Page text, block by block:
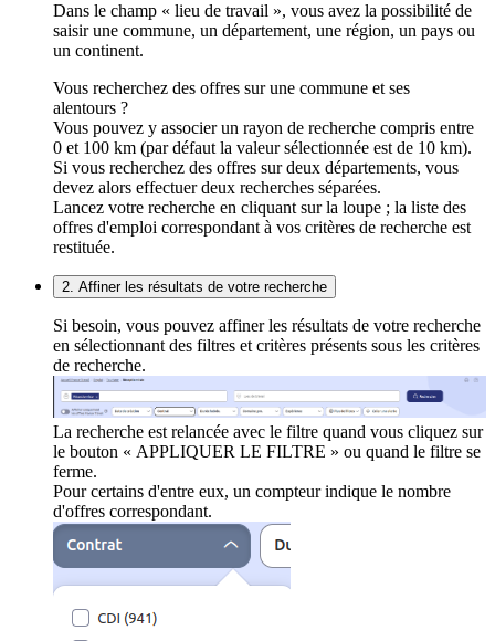
Dans le champ « lieu de travail », vous avez la possibilité de
saisir une commune, un département, une région, un pays ou
un continent.
Vous recherchez des offres sur une commune et ses
alentours ?
Vous pouvez y associer un rayon de recherche compris entre
0 et 100 km (par défaut la valeur sélectionnée est de 10 km).
Si vous recherchez des offres sur deux départements, vous
devez alors effectuer deux recherches séparées.
Lancez votre recherche en cliquant sur la loupe ; la liste des
offres d'emploi correspondant à vos critères de recherche est
restituée.
2. Affiner les résultats de votre recherche
Si besoin, vous pouvez affiner les résultats de votre recherche
en sélectionnant des filtres et critères présents sous les critères
de recherche.
La recherche est relancée avec le filtre quand vous cliquez sur
le bouton « APPLIQUER LE FILTRE » ou quand le filtre se
ferme.
Pour certains d'entre eux, un compteur indique le nombre
d'offres correspondant.